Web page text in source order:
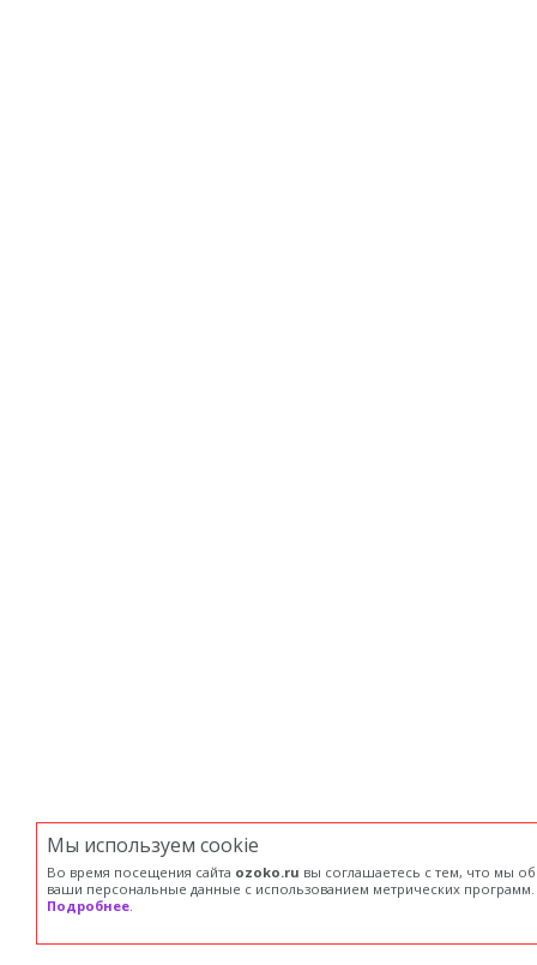
Мы используем сookie
Во время посещения сайта ozoko.ru вы соглашаетесь с тем, что мы
ваши персональные данные с использованием метрических программ.
Подробнее.